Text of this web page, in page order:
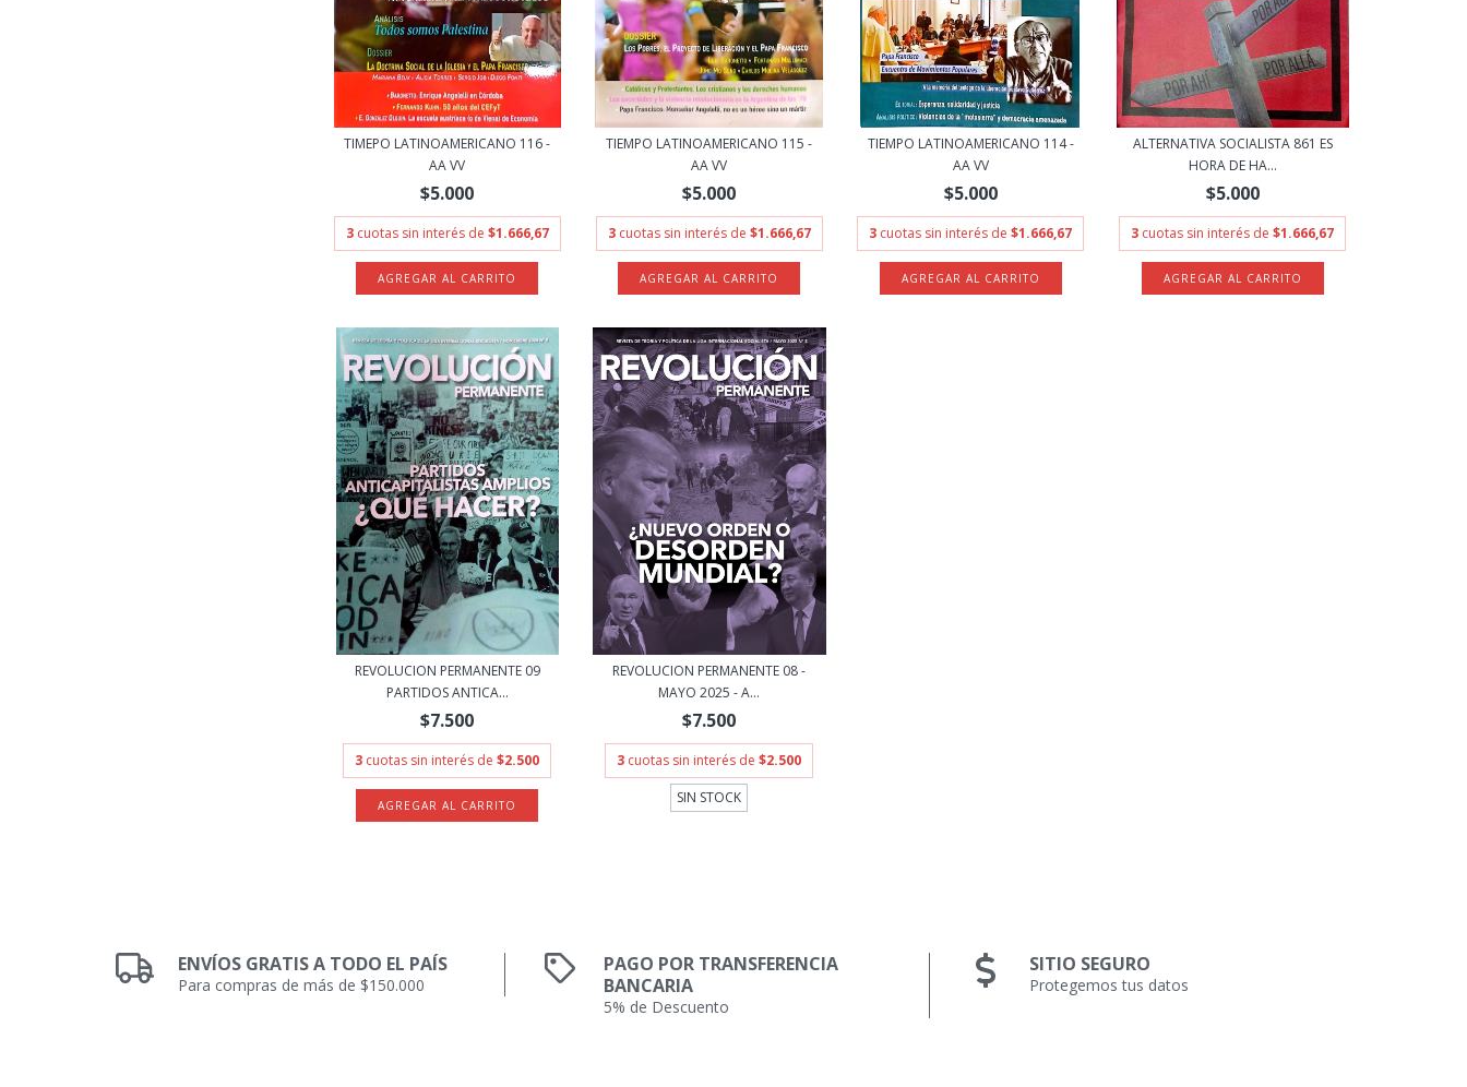
TIMEPO LATINOAMERICANO 116 -
AA VV
$5.000
3 cuotas sin interés de $1.666,67
TIEMPO LATINOAMERICANO 115 -
AA VV
$5.000
3 cuotas sin interés de $1.666,67
TIEMPO LATINOAMERICANO 114 -
AA VV
$5.000
3 cuotas sin interés de$1.666,67
ALTERNATIVA SOCIALISTA 861 ES
HORA DE HA...
$5.000
3 cuotas sin interés de$1.666,67
REVOLUCION PERMANENTE 09
PARTIDOS ANTICA...
$7.500
3 cuotas sin interés de$2.500
REVOLUCION PERMANENTE 08 -
MAYO 2025 - A...
$7.500
3 cuotas sin interés de$2.500
SIN STOCK
ENVÍOS GRATIS A TODO EL PAÍS
Para compras de más de $150.000
PAGO POR TRANSFERENCIA
BANCARIA
5% de Descuento
SITIO SEGURO
Protegemos tus datos